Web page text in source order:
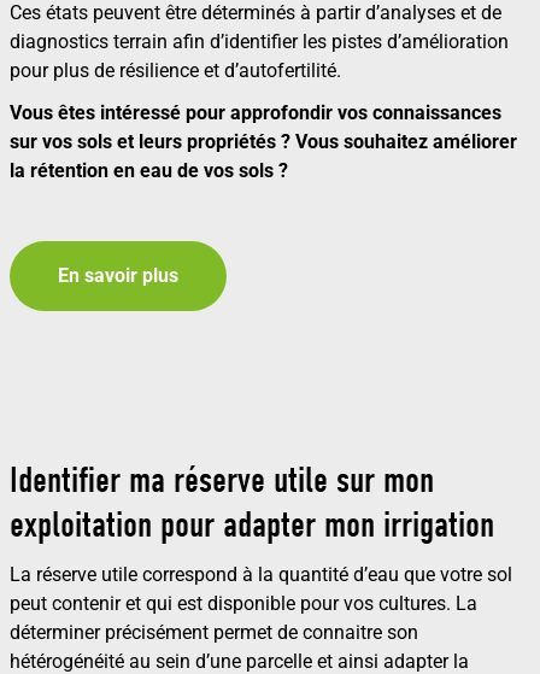
Ces états peuvent être déterminés à partir d’analyses et de
diagnostics terrain afin d’identifier les pistes d’amélioration
pour plus de résilience et d’autofertilité.
Vous êtes intéressé pour approfondir vos connaissances
sur vos sols et leurs propriétés ? Vous souhaitez améliorer
la rétention en eau de vos sols ?
En savoir plus
Identifier ma réserve utile sur mon
exploitation pour adapter mon irrigation
La réserve utile correspond à la quantité d’eau que votre sol
peut contenir et qui est disponible pour vos cultures. La
déterminer précisément permet de connaitre son
hétérogénéité au sein d’une parcelle et ainsi adapter la